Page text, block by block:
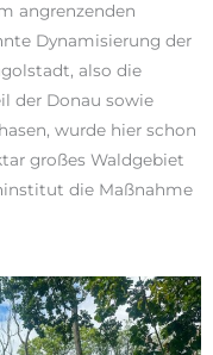
angrenzenden
Dynamisierung der
also die
der Donau sowie
wurde hier schon
großes Waldgebiet
die Maßnahme